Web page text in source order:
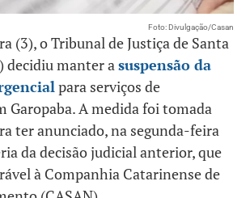
Foto: Divulgação/Casan
(3), o Tribunal de Justiça de Santa
decidiu manter a suspensão da
para serviços de
Garopaba. A medida foi tomada
ter anunciado, na segunda-feira
da decisão judicial anterior, que
à Companhia Catarinense de